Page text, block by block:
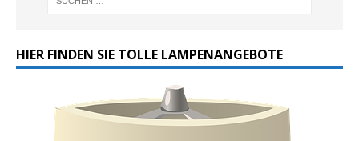
HIER FINDEN SIE TOLLE LAMPENANGEBOTE